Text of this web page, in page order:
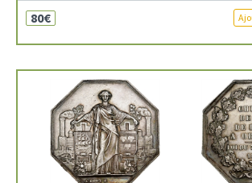
80€